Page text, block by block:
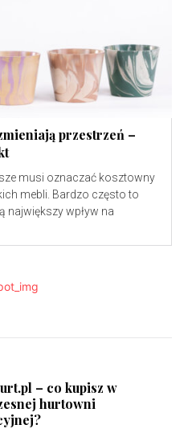
przestrzeń –
musi oznaczać kosztowny
mebli. Bardzo często to
największy wpływ na
– co kupisz w
hurtowni